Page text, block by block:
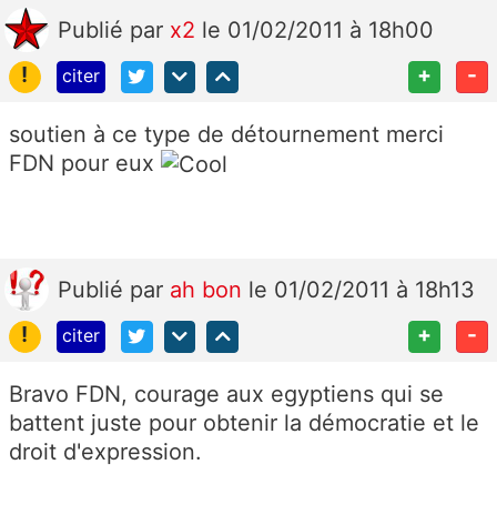
Publié par x2 le 01/02/2011 à 18h00
!
citer + -
soutien à ce type de détournement merci
FDN pour eux
Publié par ah bon le 01/02/2011 à 18h13
!
citer + -
Bravo FDN, courage aux egyptiens qui se
battent juste pour obtenir la démocratie et le
droit d'expression.